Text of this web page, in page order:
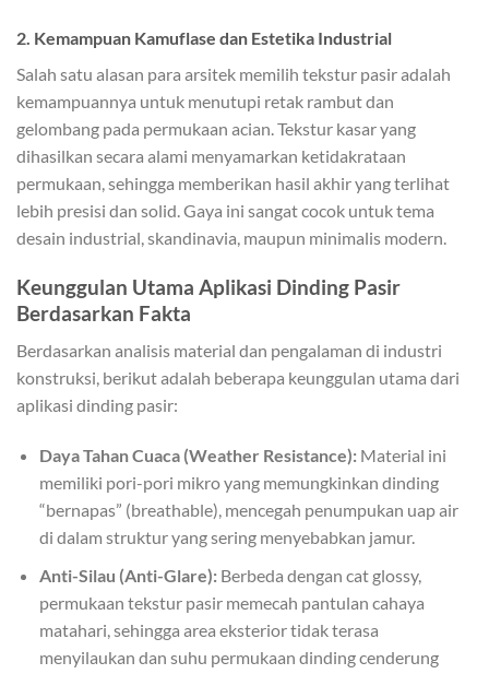
2. Kemampuan Kamuflase dan Estetika Industrial
Salah satu alasan para arsitek memilih tekstur pasir adalah
kemampuannya untuk menutupi retak rambut dan
gelombang pada permukaan acian. Tekstur kasar yang
dihasilkan secara alami menyamarkan ketidakrataan
permukaan, sehingga memberikan hasil akhir yang terlihat
lebih presisi dan solid. Gaya ini sangat cocok untuk tema
desain industrial, skandinavia, maupun minimalis modern.
Keunggulan Utama Aplikasi Dinding Pasir
Berdasarkan Fakta
Berdasarkan analisis material dan pengalaman di industri
konstruksi, berikut adalah beberapa keunggulan utama dari
aplikasi dinding pasir:
Daya Tahan Cuaca (Weather Resistance):Material ini
memiliki pori-pori mikro yang memungkinkan dinding
“bernapas” (breathable), mencegah penumpukan uap air
di dalam struktur yang sering menyebabkan jamur.
Anti-Silau (Anti-Glare):Berbeda dengan cat glossy,
permukaan tekstur pasir memecah pantulan cahaya
matahari, sehingga area eksterior tidak terasa
menyilaukan dan suhu permukaan dinding cenderung